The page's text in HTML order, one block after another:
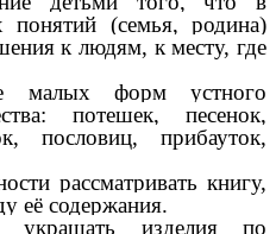
понятий (семья, родина)
к людям, к месту, где
малых форм устного
потешек, песенок,
пословиц, прибауток,
рассматривать книгу,
её содержания.
украшать изделия по